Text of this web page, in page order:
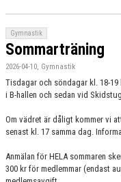
Gymnastik
Sommarträning
2026-04-10, Gymnastik
Tisdagar och söndagar kl. 18-
i B-hallen och sedan vid
Om vädret är dåligt kommer vi
senast kl. 17 samma dag.
Anmälan för HELA sommaren
300 kr för medlemmar (endast